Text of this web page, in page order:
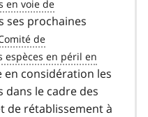
ses prochaines
considération les
le cadre des
de rétablissement à